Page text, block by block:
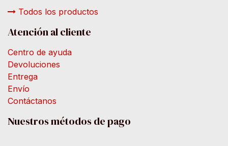
Todos los productos
Atención al cliente
Centro de ayuda
Devoluciones
Entrega
Envío
Contáctanos
Nuestros métodos de pago